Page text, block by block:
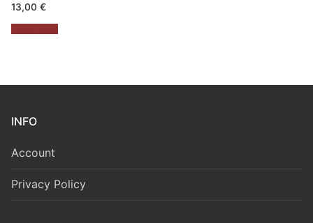
13,00 €
INFO
Account
Privacy Policy